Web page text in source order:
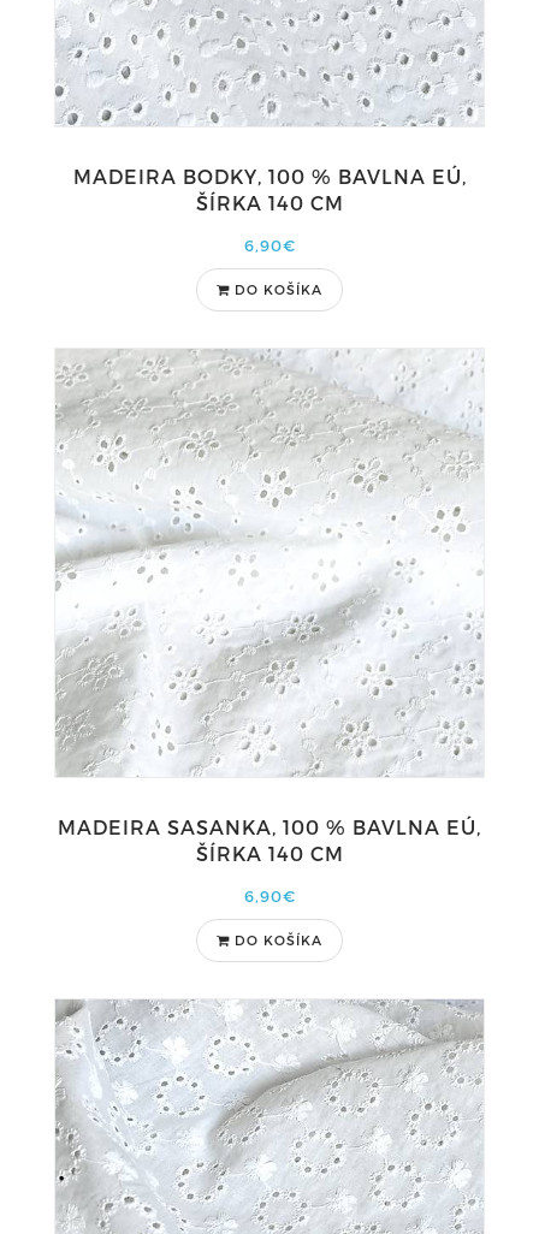
MADEIRA BODKY, 100 % BAVLNA EÚ,
ŠÍRKA 140 CM
6,90€
DO KOŠÍKA
MADEIRA SASANKA, 100 % BAVLNA EÚ,
ŠÍRKA 140 CM
6,90€
DO KOŠÍKA